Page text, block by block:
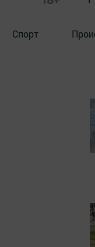
Спорт